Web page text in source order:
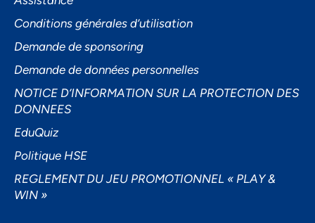
Conditions générales d’utilisation
Demande de sponsoring
Demande de données personnelles
NOTICE D’INFORMATION SUR LA PROTECTION DES
DONNEES
EduQuiz
Politique HSE
REGLEMENT DU JEU PROMOTIONNEL « PLAY &
WIN »
Préférences